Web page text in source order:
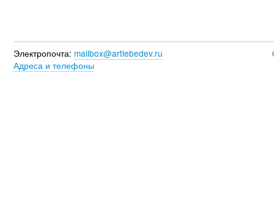
Электропочта: mailbox@artlebedev.ru
Адреса и телефоны